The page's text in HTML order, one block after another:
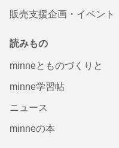
販売支援企画・イベント
読みもの
minneとものづくりと
minne学習帖
ニュース
minneの本